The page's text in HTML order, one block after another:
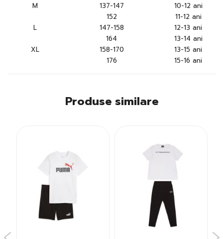
M
137-147
10-12 ani
152
11-12 ani
L
147-158
12-13 ani
164
13-14 ani
XL
158-170
13-15 ani
176
15-16 ani
Produse similare